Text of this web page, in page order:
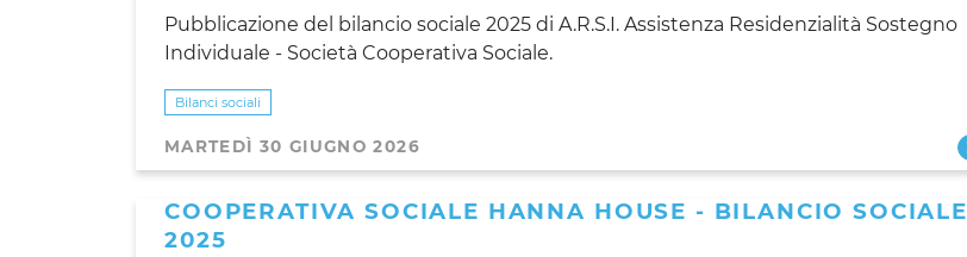
Pubblicazione del bilancio sociale 2025 di A.R.S.I. Assistenza Residenzialità Sostegno
Individuale - Società Cooperativa Sociale.
Bilanci sociali
MARTEDÌ 30 GIUGNO 2026
COOPERATIVA SOCIALE HANNA HOUSE - BILANCIO SOCIALE
2025